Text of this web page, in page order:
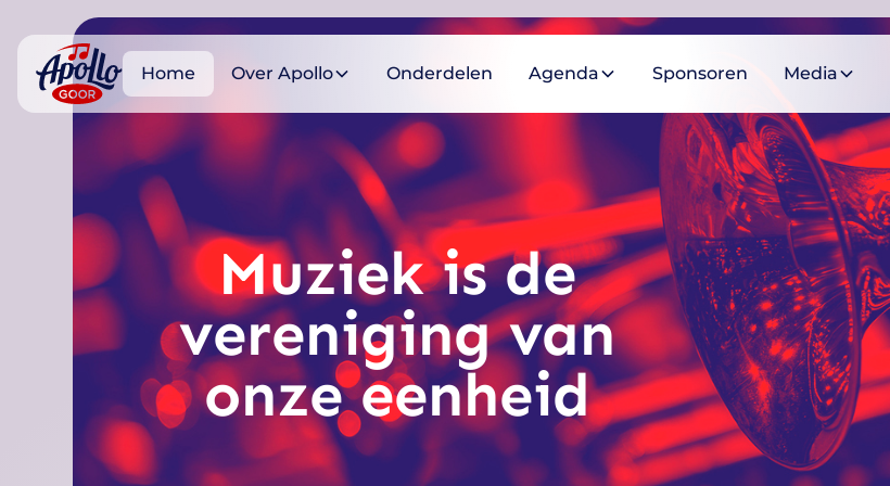
Home Over Apollo Onderdelen Agenda Sponsoren Media
Muziek is de
vereniging van
onze eenheid